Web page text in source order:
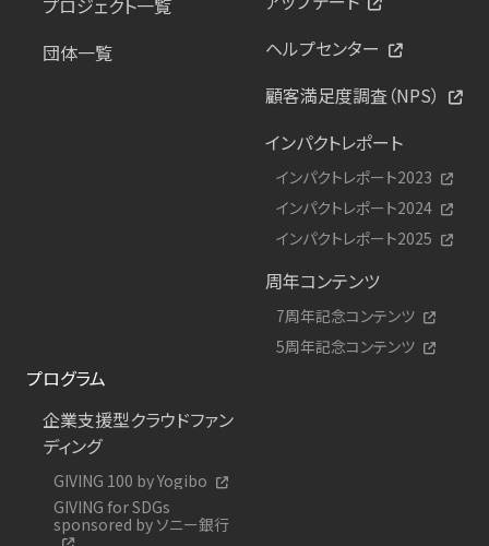
団体一覧
ヘルプセンター
顧客満足度調査（NPS）
インパクトレポート
インパクトレポート2023
インパクトレポート2024
インパクトレポート2025
周年コンテンツ
7周年記念コンテンツ
5周年記念コンテンツ
プログラム
企業支援型クラウドファン
ディング
GIVING 100 by Yogibo
GIVING for SDGs
sponsored by ソニー銀行